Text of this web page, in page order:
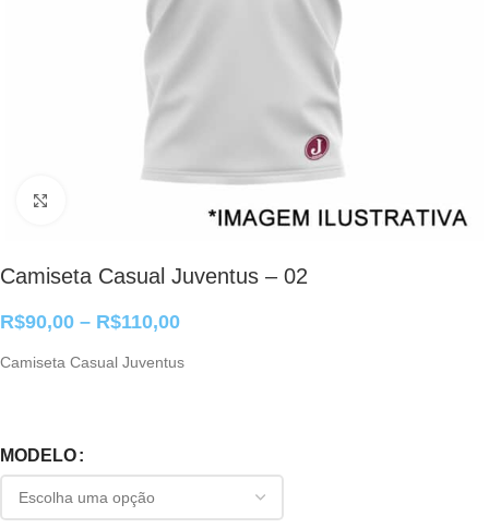
Camiseta Casual Juventus – 02
R$90,00 – R$110,00
Camiseta Casual Juventus
MODELO